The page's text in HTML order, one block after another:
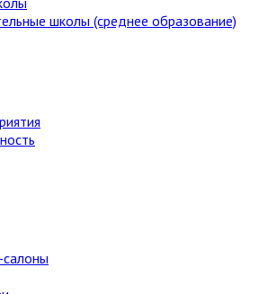
школы (среднее образование)
салоны